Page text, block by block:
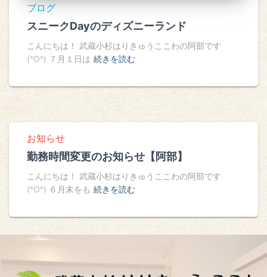
ブログ
スニークDayのディズニーランド
こんにちは！ 武蔵小杉はりきゅうここわの阿部です
(^O^) ７月１日は 続きを読む
お知らせ
勤務時間変更のお知らせ【阿部】
こんにちは！ 武蔵小杉はりきゅうここわの阿部です
(^O^) ６月末をも 続きを読む